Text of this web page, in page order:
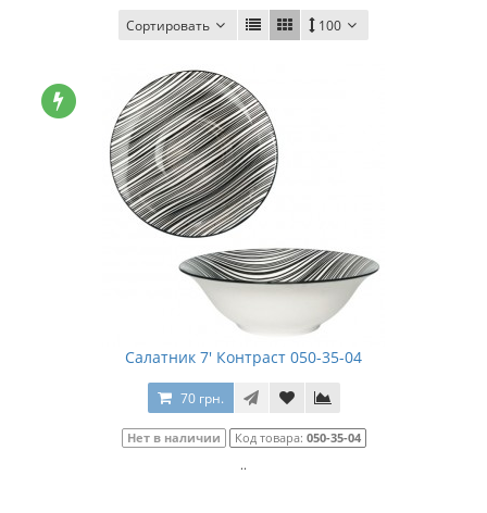
Сортировать 100
Салатник 7' Контраст 050-35-04
70 грн.
Нет в наличии Код товара: 050-35-04
..